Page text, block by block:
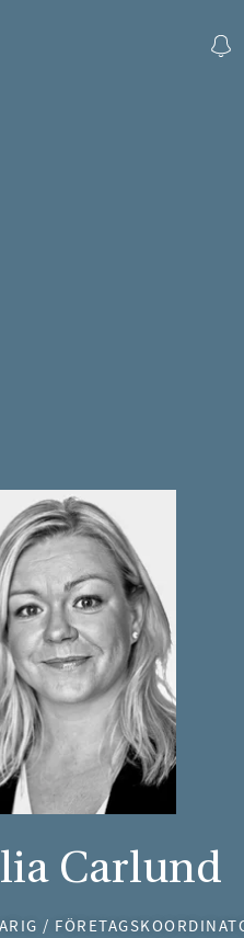
Carlund
/